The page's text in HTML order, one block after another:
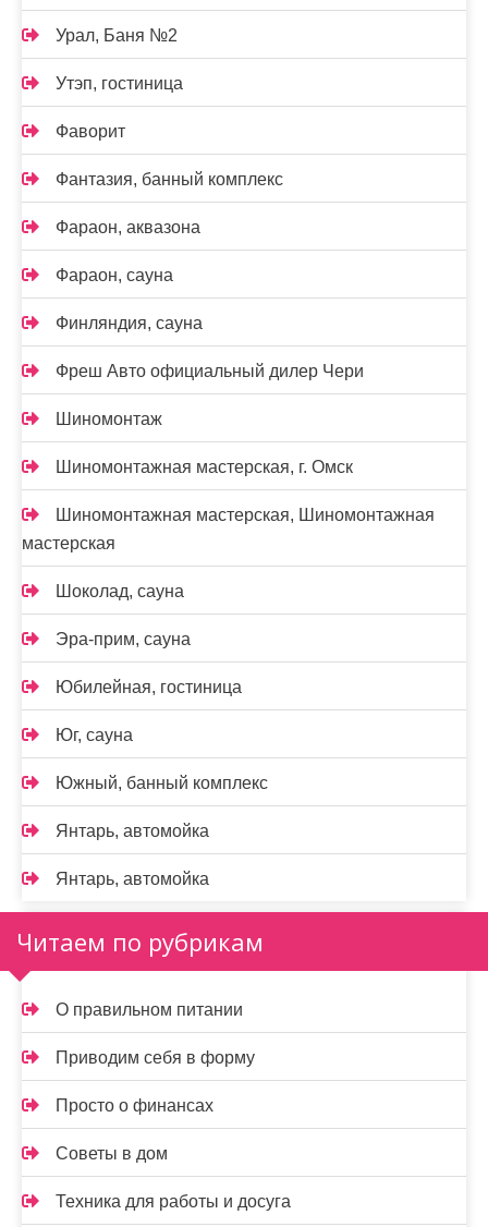
Урал, Баня №2
Утэп, гостиница
Фаворит
Фантазия, банный комплекс
Фараон, аквазона
Фараон, сауна
Финляндия, сауна
Фреш Авто официальный дилер Чери
Шиномонтаж
Шиномонтажная мастерская, г. Омск
Шиномонтажная мастерская, Шиномонтажная
мастерская
Шоколад, сауна
Эра-прим, сауна
Юбилейная, гостиница
Юг, сауна
Южный, банный комплекс
Янтарь, автомойка
Янтарь, автомойка
Читаем по рубрикам
О правильном питании
Приводим себя в форму
Просто о финансах
Советы в дом
Техника для работы и досуга